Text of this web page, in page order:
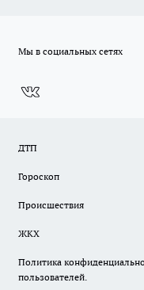
Мы в социальных сетях
ДТП
Гороскоп
Происшествия
ЖКХ
Политика
пользователей.